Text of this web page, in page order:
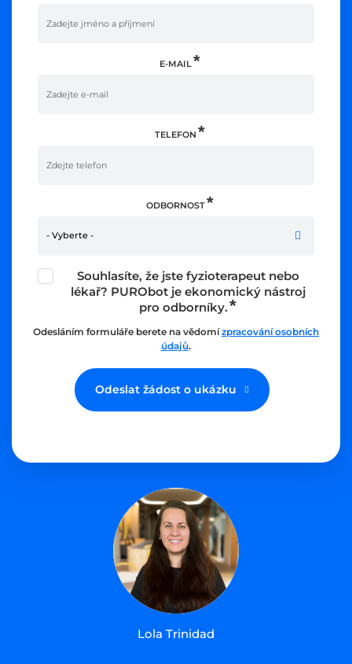
E-MAIL
TELEFON
ODBORNOST
- Vyberte -
Souhlasíte, že jste fyzioterapeut nebo
lékař? PURObot je ekonomický nástroj
pro odborníky.
Odesláním formuláře berete na vědomízpracování osobních
údajů.
Odeslat žádost o ukázku
Lola Trinidad